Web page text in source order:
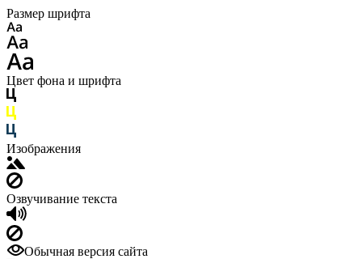
Размер шрифта
Цвет фона и шрифта
Изображения
Озвучивание текста
Обычная версия сайта